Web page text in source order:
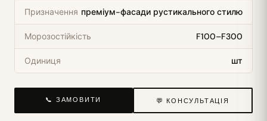
Призначення преміум-фасади рустикального стилю
Морозостійкість F100–F300
Одиниця шт
📞 ЗАМОВИТИ 💬 КОНСУЛЬТАЦІЯ